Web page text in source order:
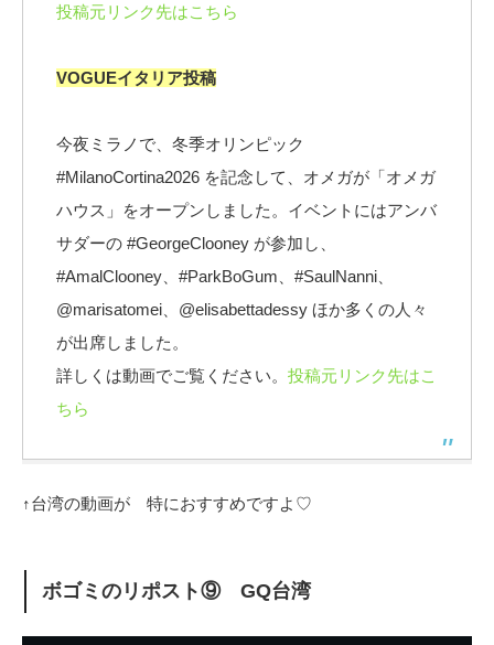
投稿元リンク先はこちら
VOGUEイタリア投稿
今夜ミラノで、冬季オリンピック
#MilanoCortina2026 を記念して、オメガが「オメガ
ハウス」をオープンしました。イベントにはアンバ
サダーの #GeorgeClooney が参加し、
#AmalClooney、#ParkBoGum、#SaulNanni、
@marisatomei、@elisabettadessy ほか多くの人々
が出席しました。
詳しくは動画でご覧ください。 投稿元リンク先はこ
ちら
↑台湾の動画が 特におすすめですよ♡
ボゴミのリポスト⑨ GQ台湾